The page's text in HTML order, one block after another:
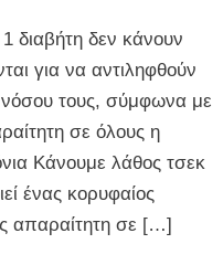
διαβήτη δεν κάνουν
για να αντιληφθούν
νόσου τους, σύμφωνα με
σε όλους η
Κάνουμε λάθος τσεκ
ένας κορυφαίος
απαραίτητη σε […]